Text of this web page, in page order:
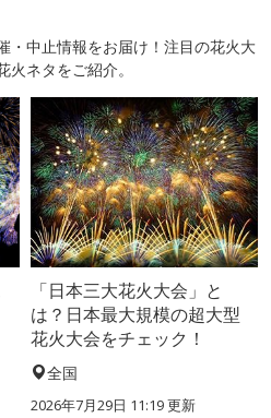
・中止情報をお届け！注目の花火大
ネタをご紹介。
「日本三大花火大会」と
は？日本最大規模の超大型
花火大会をチェック！
全国
2026年7月29日 11:19 更新